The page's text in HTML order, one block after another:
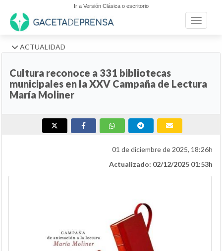
Ir a Versión Clásica o escritorio
Toggle
ACTUALIDAD
Cultura reconoce a 331 bibliotecas
municipales en la XXV Campaña de Lectura
María Moliner
01 de diciembre de 2025, 18:26h
Actualizado: 02/12/2025 01:53h